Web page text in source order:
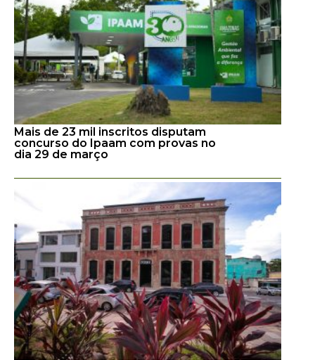
Mais de 23 mil inscritos disputam
concurso do Ipaam com provas no
dia 29 de março